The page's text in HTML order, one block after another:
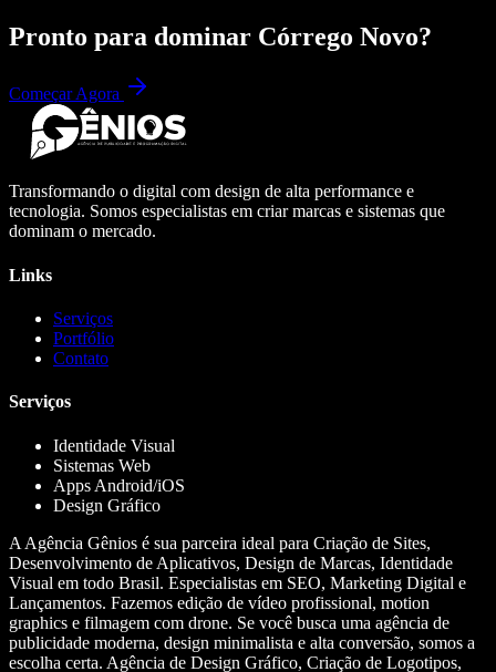
Pronto para dominar Córrego Novo?
Começar Agora
Transformando o digital com design de alta performance e
tecnologia. Somos especialistas em criar marcas e sistemas que
dominam o mercado.
Links
Serviços
Portfólio
Contato
Serviços
Identidade Visual
Sistemas Web
Apps Android/iOS
Design Gráfico
A Agência Gênios é sua parceira ideal para Criação de Sites,
Desenvolvimento de Aplicativos, Design de Marcas, Identidade
Visual em todo Brasil. Especialistas em SEO, Marketing Digital e
Lançamentos. Fazemos edição de vídeo profissional, motion
graphics e filmagem com drone. Se você busca uma agência de
publicidade moderna, design minimalista e alta conversão, somos a
escolha certa. Agência de Design Gráfico, Criação de Logotipos,